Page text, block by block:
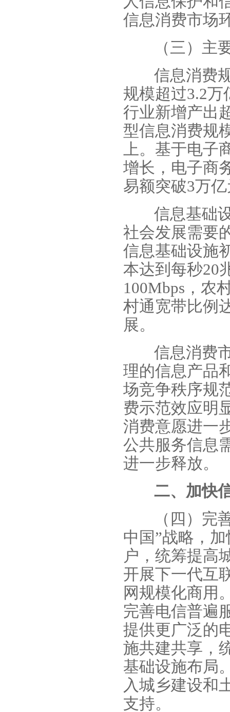
信息消费市场
（三）主
信息消费
规模超过3.2万
行业新增产出
型信息消费规
上。基于电子
增长，电子商
易额突破3万
信息基础
社会发展需要
信息基础设施
本达到每秒20
100Mbps，农
村通宽带比例
展。
信息消费
理的信息产品
场竞争秩序规
费示范效应明
消费意愿进一
公共服务信息
进一步释放。
二、加快
（四）完
中国”战略，
户，统筹提高
开展下一代互
网规模化商用
完善电信普遍
提供更广泛的
施共建共享，
基础设施布局
入城乡建设和
支持。